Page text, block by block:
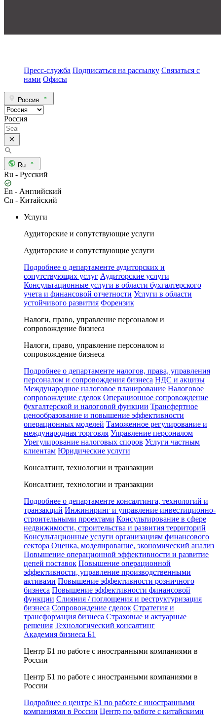
Пресс-служба Подписаться на рассылку Связаться с
нами Офисы
Россия
Россия
Ru
Ru - Русский
En - Английский
Cn - Китайский
Услуги
Аудиторские и сопутствующие услуги
Аудиторские и сопутствующие услуги
Подробнее о департаменте аудиторских и
сопутствующих услуг Аудиторские услуги
Консультационные услуги в области бухгалтерского
учета и финансовой отчетности Услуги в области
устойчивого развития Форензик
Налоги, право, управление персоналом и
сопровождение бизнеса
Налоги, право, управление персоналом и
сопровождение бизнеса
Подробнее о департаменте налогов, права, управления
персоналом и сопровождения бизнеса НДС и акцизы
Международное налоговое планирование Налоговое
сопровождение сделок Операционное сопровождение
бухгалтерской и налоговой функции Трансфертное
ценообразование и повышение эффективности
операционных моделей Таможенное регулирование и
международная торговля Управление персоналом
Урегулирование налоговых споров Услуги частным
клиентам Юридические услуги
Консалтинг, технологии и транзакции
Консалтинг, технологии и транзакции
Подробнее о департаменте консалтинга, технологий и
транзакций Инжиниринг и управление инвестиционно-
строительными проектами Консультирование в сфере
недвижимости, строительства и развития территорий
Консультационные услуги организациям финансового
сектора Оценка, моделирование, экономический анализ
Повышение операционной эффективности и развитие
цепей поставок Повышение операционной
эффективности, управление производственными
активами Повышение эффективности розничного
бизнеса Повышение эффективности финансовой
функции Слияния / поглощения и реструктуризация
бизнеса Сопровождение сделок Стратегия и
трансформация бизнеса Страховые и актуарные
решения Технологический консалтинг
Академия бизнеса Б1
Центр Б1 по работе с иностранными компаниями в
России
Центр Б1 по работе с иностранными компаниями в
России
Подробнее о центре Б1 по работе с иностранными
компаниями в России Центр по работе с китайскими